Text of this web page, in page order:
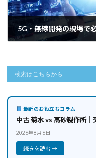
最新のお役立ちコラム
中古 菊水 vs 高砂製作所｜
2026年8月6日
続きを読む →